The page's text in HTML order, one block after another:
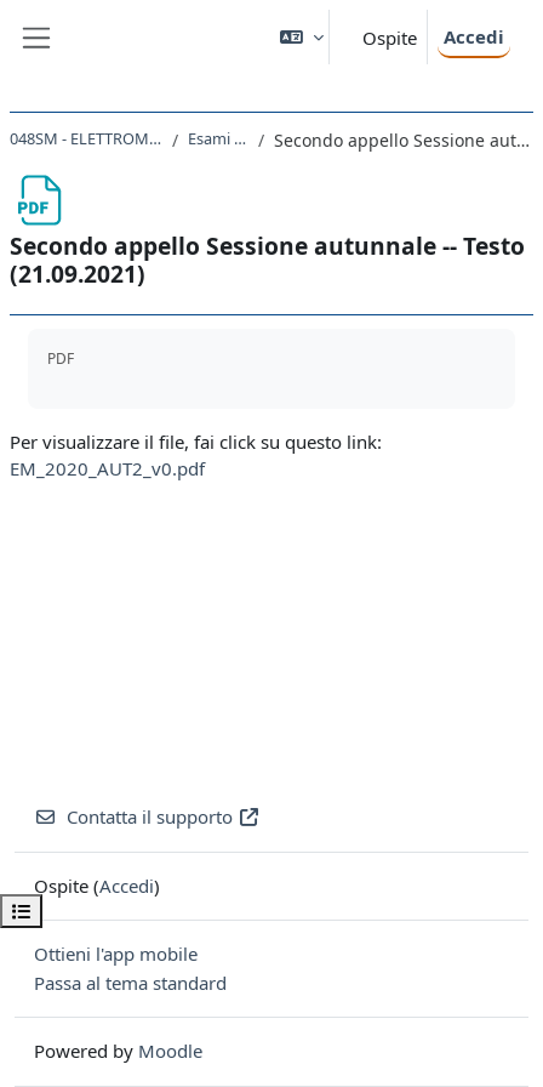
Ospite Accedi
Apri indice del corso
048SM - ELETTROMAGNETISMO 2022 Esami 2020-2021 Secondo appello Sessione autunnale -- Testo (21.09.2021)
Secondo appello Sessione autunnale -- Testo
(21.09.2021)
PDF
Per visualizzare il file, fai click su questo link:
EM_2020_AUT2_v0.pdf
Contatta il supporto
Ospite (Accedi)
Ottieni l'app mobile
Passa al tema standard
Powered by Moodle